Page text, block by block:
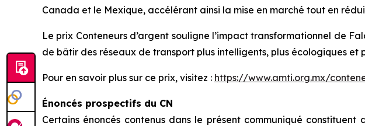
Canada et le Mexique, accélérant ainsi la mise en marché tout en
Le prix Conteneurs d’argent souligne l’impact transformationnel de
de bâtir des réseaux de transport plus intelligents, plus écologiques et
Pour en savoir plus sur ce prix, visitez : https://www.amti.org.mx/
Énoncés prospectifs du CN
Certains énoncés contenus dans le présent communiqué constituent